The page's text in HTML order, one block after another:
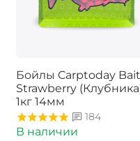
Бойлы Carptoday
Strawberry
1кг 14мм
184
В наличии